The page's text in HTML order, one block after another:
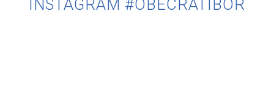
INSTAGRAM #OBECRATIBOR